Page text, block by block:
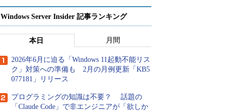
Windows Server Insider 記事ランキング
本日 月間
2026年6月に迫る「Windows 11起動不能リス
ク」対策への準備も 2月の月例更新「KB5
077181」リリース
プログラミングの知識は不要？ 話題の
「Claude Code」で非エンジニアが「欲しか